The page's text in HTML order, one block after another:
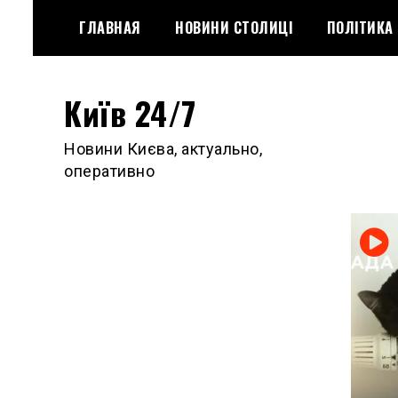
content
ГЛАВНАЯ НОВИНИ СТОЛИЦІ ПОЛІТИКА
Київ 24/7
Новини Києва, актуально,
оперативно